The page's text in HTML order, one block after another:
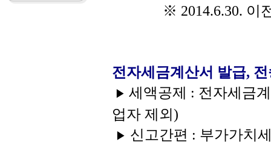
※ 2014.6.30. 이전의
전자세금계산서 발급,
▶ 세액공제 : 전자세금
업자 제외)
▶ 신고간편 : 부가가치